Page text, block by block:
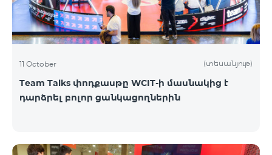
11 October (տեսանյութ)
Team Talks փոդքասթը WCIT-ի մասնակից է
դարձրել բոլոր ցանկացողներին